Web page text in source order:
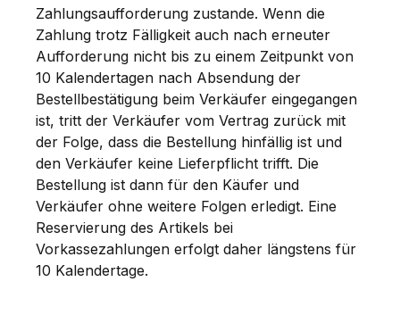
Zahlungsaufforderung zustande. Wenn die
Zahlung trotz Fälligkeit auch nach erneuter
Aufforderung nicht bis zu einem Zeitpunkt von
10 Kalendertagen nach Absendung der
Bestellbestätigung beim Verkäufer eingegangen
ist, tritt der Verkäufer vom Vertrag zurück mit
der Folge, dass die Bestellung hinfällig ist und
den Verkäufer keine Lieferpflicht trifft. Die
Bestellung ist dann für den Käufer und
Verkäufer ohne weitere Folgen erledigt. Eine
Reservierung des Artikels bei
Vorkassezahlungen erfolgt daher längstens für
10 Kalendertage.